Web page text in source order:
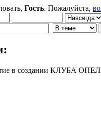
Гость. Пожалуйста,
в создании КЛУБА